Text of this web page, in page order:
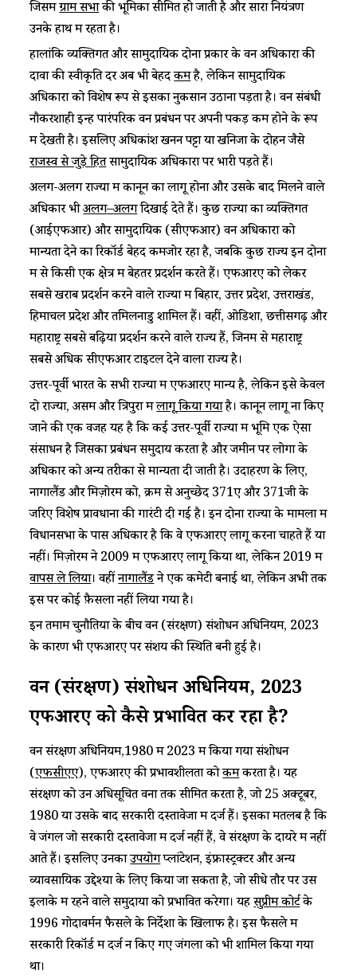
जिसमेंग्राम सभाकी भूमिका सीमित हो जाती है और सारा नियंत्रण
उनके हाथ में रहता है।
हालांकि व्यक्तिगत और सामुदायिक दोनों प्रकार के वन अधिकारों की
दावों की स्वीकृति दर अब भी बेहदकमहै, लेकिन सामुदायिक
अधिकारों को विशेष रूप से इसका नुकसान उठाना पड़ता है। वन संबंधी
नौकरशाही इन्हें पारंपरिक वन प्रबंधन पर अपनी पकड़ कम होने के रूप
में देखती है। इसलिए अधिकांश खनन पट्टों या खनिजों के दोहन जैसे
राजस्व से जुड़े हितसामुदायिक अधिकारों पर भारी पड़ते हैं।
अलग-अलग राज्यों में कानून का लागू होना और उसके बाद मिलने वाले
अधिकार भीअलग–अलगदिखाई देते हैं। कुछ राज्यों का व्यक्तिगत
(आईएफआर) और सामुदायिक (सीएफआर) वन अधिकारों को
मान्यता देने का रिकॉर्ड बेहद कमजोर रहा है, जबकि कुछ राज्य इन दोनों
में से किसी एक क्षेत्र में बेहतर प्रदर्शन करते हैं। एफआरए को लेकर
सबसे खराब प्रदर्शन करने वाले राज्यों में बिहार, उत्तर प्रदेश, उत्तराखंड,
हिमाचल प्रदेश और तमिलनाडु शामिल हैं। वहीं, ओडिशा, छत्तीसगढ़ और
महाराष्ट्र सबसे बढ़िया प्रदर्शन करने वाले राज्य हैं, जिनमें से महाराष्ट्र
सबसे अधिक सीएफआर टाइटल देने वाला राज्य है।
उत्तर-पूर्वी भारत के सभी राज्यों में एफआरए मान्य है, लेकिन इसे केवल
दो राज्यों, असम और त्रिपुरा मेंलागूकियागयाहै। कानून लागू ना किए
जाने की एक वजह यह है कि कई उत्तर-पूर्वी राज्यों में भूमि एक ऐसा
संसाधन है जिसका प्रबंधन समुदाय करता है और जमीन पर लोगों के
अधिकार को अन्य तरीकों से मान्यता दी जाती है। उदाहरण के लिए,
नागालैंड और मिज़ोरम को, क्रम से अनुच्छेद 371ए और 371जी के
जरिए विशेष प्रावधानों की गारंटी दी गई है। इन दोनों राज्यों के मामलों में
विधानसभा के पास अधिकार है कि वे एफआरए लागू करना चाहते हैं या
नहीं। मिज़ोरम ने 2009 में एफआरए लागू किया था, लेकिन 2019 में
वापसलेलिया। वहींनागालैंडने एक कमेटी बनाई था, लेकिन अभी तक
इस पर कोई फ़ैसला नहीं लिया गया है।
इन तमाम चुनौतियों के बीच वन (संरक्षण) संशोधन अधिनियम, 2023
के कारण भी एफआरए पर संशय की स्थिति बनी हुई है।
वन (संरक्षण) संशोधन अधिनियम, 2023
एफआरएको कैसे प्रभावित कर रहा है?
वन संरक्षण अधिनियम,1980 में 2023 में किया गया संशोधन
(एफसीएए), एफआरए की प्रभावशीलता कोकमकरता है। यह
संरक्षण को उन अधिसूचित वनों तक सीमित करता है, जो 25 अक्टूबर,
1980 या उसके बाद सरकारी दस्तावेजों में दर्ज हैं। इसका मतलब है कि
वे जंगल जो सरकारी दस्तावेजों में दर्ज नहीं हैं, वे संरक्षण के दायरे में नहीं
आते हैं। इसलिए उनकाउपयोगप्लांटेशन, इंफ्रास्ट्रक्टर और अन्य
व्यावसायिक उद्देश्यों के लिए किया जा सकता है, जो सीधे तौर पर उस
इलाके में रहने वाले समुदायों को प्रभावित करेगा। यहसुप्रीमकोर्टके
1996 गोदावर्मन फैसले के निर्देशों के खिलाफ है। इस फैसले में
सरकारी रिकॉर्ड में दर्ज न किए गए जंगलों को भी शामिल किया गया
था।